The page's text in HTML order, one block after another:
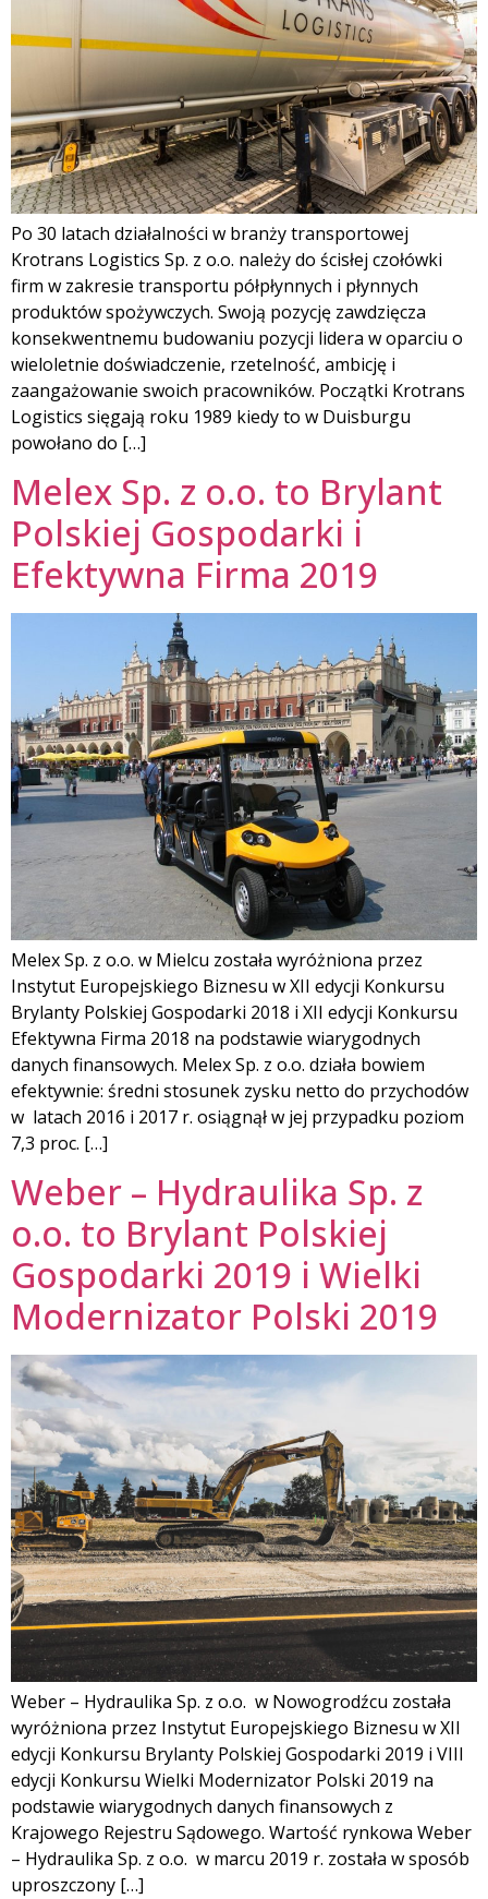
Po 30 latach działalności w branży transportowej
Krotrans Logistics Sp. z o.o. należy do ścisłej czołówki
firm w zakresie transportu półpłynnych i płynnych
produktów spożywczych. Swoją pozycję zawdzięcza
konsekwentnemu budowaniu pozycji lidera w oparciu o
wieloletnie doświadczenie, rzetelność, ambicję i
zaangażowanie swoich pracowników. Początki Krotrans
Logistics sięgają roku 1989 kiedy to w Duisburgu
powołano do […]
Melex Sp. z o.o. to Brylant
Polskiej Gospodarki i
Efektywna Firma 2019
Melex Sp. z o.o. w Mielcu została wyróżniona przez
Instytut Europejskiego Biznesu w XII edycji Konkursu
Brylanty Polskiej Gospodarki 2018 i XII edycji Konkursu
Efektywna Firma 2018 na podstawie wiarygodnych
danych finansowych. Melex Sp. z o.o. działa bowiem
efektywnie: średni stosunek zysku netto do przychodów
w latach 2016 i 2017 r. osiągnął w jej przypadku poziom
7,3 proc. […]
Weber – Hydraulika Sp. z
o.o. to Brylant Polskiej
Gospodarki 2019 i Wielki
Modernizator Polski 2019
Weber – Hydraulika Sp. z o.o. w Nowogrodźcu została
wyróżniona przez Instytut Europejskiego Biznesu w XII
edycji Konkursu Brylanty Polskiej Gospodarki 2019 i VIII
edycji Konkursu Wielki Modernizator Polski 2019 na
podstawie wiarygodnych danych finansowych z
Krajowego Rejestru Sądowego. Wartość rynkowa Weber
– Hydraulika Sp. z o.o. w marcu 2019 r. została w sposób
uproszczony […]